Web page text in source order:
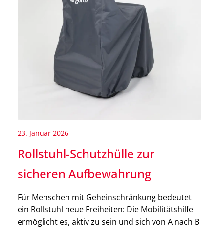
23. Januar 2026
Rollstuhl-Schutzhülle zur
sicheren Aufbewahrung
Für Menschen mit Geheinschränkung bedeutet
ein Rollstuhl neue Freiheiten: Die Mobilitätshilfe
ermöglicht es, aktiv zu sein und sich von A nach B